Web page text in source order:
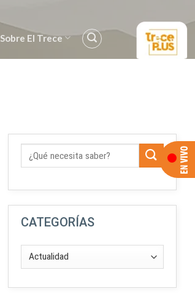
Sobre El Trece
CATEGORÍAS